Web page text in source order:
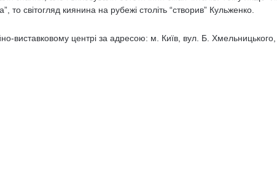
то світогляд киянина на рубежі століть “створив” Кульженко.
виставковому центрі за адресою: м. Київ, вул. Б.